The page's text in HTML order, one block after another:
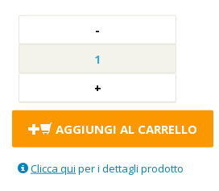
AGGIUNGI AL CARRELLO
Clicca qui per i dettagli prodotto